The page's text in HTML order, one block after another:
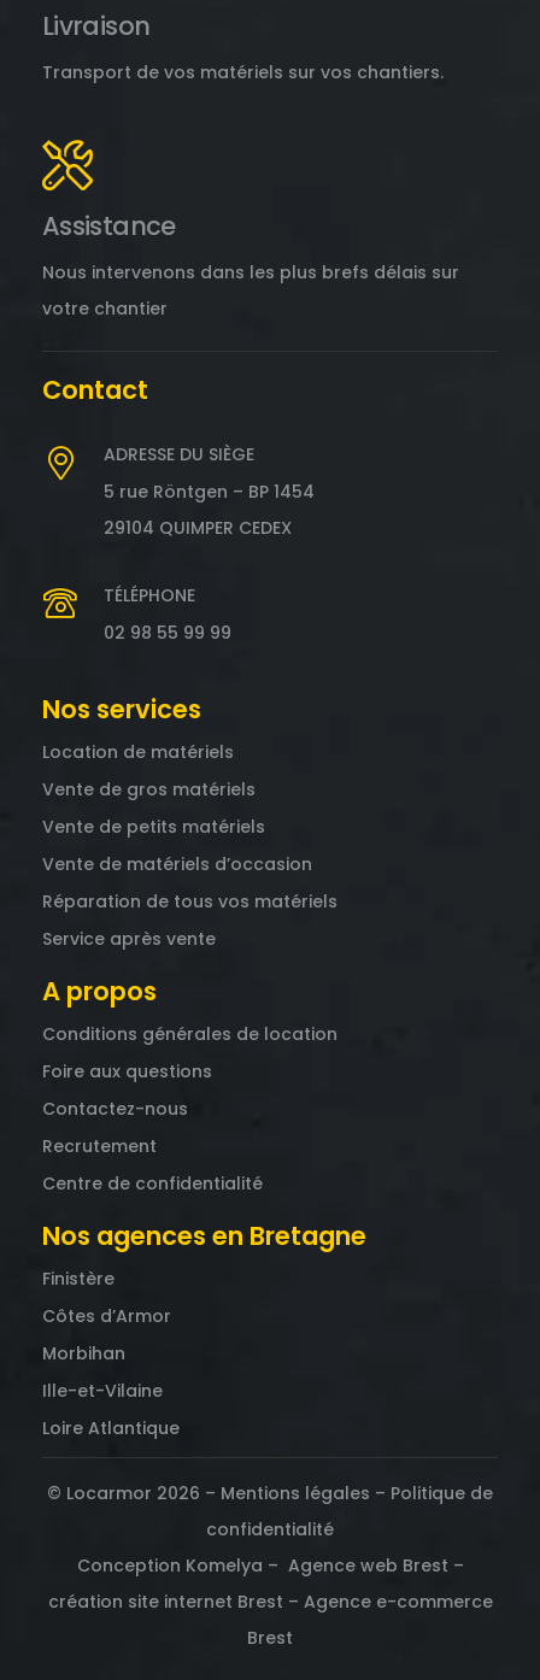
Livraison
Transport de vos matériels sur vos chantiers.
Assistance
Nous intervenons dans les plus brefs délais sur
votre chantier
Contact
ADRESSE DU SIÈGE
5 rue Röntgen – BP 1454
29104 QUIMPER CEDEX
TÉLÉPHONE
02 98 55 99 99
Nos services
Location de matériels
Vente de gros matériels
Vente de petits matériels
Vente de matériels d’occasion
Réparation de tous vos matériels
Service après vente
A propos
Conditions générales de location
Foire aux questions
Contactez-nous
Recrutement
Centre de confidentialité
Nos agences en Bretagne
Finistère
Côtes d’Armor
Morbihan
Ille-et-Vilaine
Loire Atlantique
© Locarmor 2026 – Mentions légales – Politique de
confidentialité
Conception Komelya – Agence web Brest –
création site internet Brest – Agence e-commerce
Brest